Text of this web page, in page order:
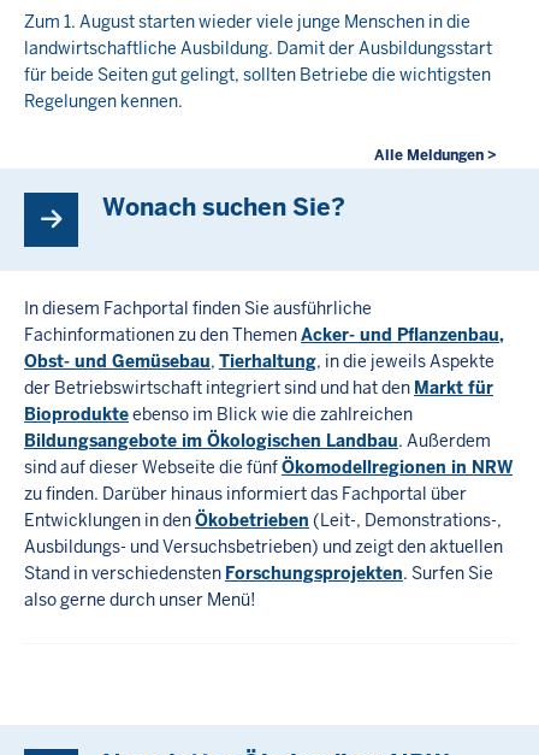
Zum 1. August starten wieder viele junge Menschen in die
landwirtschaftliche Ausbildung. Damit der Ausbildungsstart
für beide Seiten gut gelingt, sollten Betriebe die wichtigsten
Regelungen kennen.
Alle Meldungen >
Wonach suchen Sie?
In diesem Fachportal finden Sie ausführliche
Fachinformationen zu den ThemenAcker- und Pflanzenbau,
Obst- und Gemüsebau, Tierhaltung, in die jeweils Aspekte
der Betriebswirtschaft integriert sind und hat den Markt für
Bioprodukteebenso im Blick wie die zahlreichen
Bildungsangebote im Ökologischen Landbau. Außerdem
sind auf dieser Webseite die fünfÖkomodellregionen in NRW
zu finden. Darüber hinaus informiert das Fachportal über
Entwicklungen in denÖkobetrieben (Leit-, Demonstrations-,
Ausbildungs- und Versuchsbetrieben) und zeigt den aktuellen
Stand in verschiedensten Forschungsprojekten. Surfen Sie
also gerne durch unser Menü!